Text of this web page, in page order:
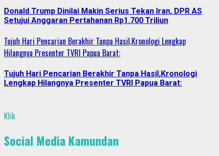
Donald Trump Dinilai Makin Serius Tekan Iran, DPR AS
Setujui Anggaran Pertahanan Rp1.700 Triliun
Tujuh Hari Pencarian Berakhir Tanpa Hasil,Kronologi Lengkap
Hilangnya Presenter TVRI Papua Barat:
Tujuh Hari Pencarian Berakhir Tanpa Hasil,Kronologi
Lengkap Hilangnya Presenter TVRI Papua Barat:
Klik
Social Media Kamundan